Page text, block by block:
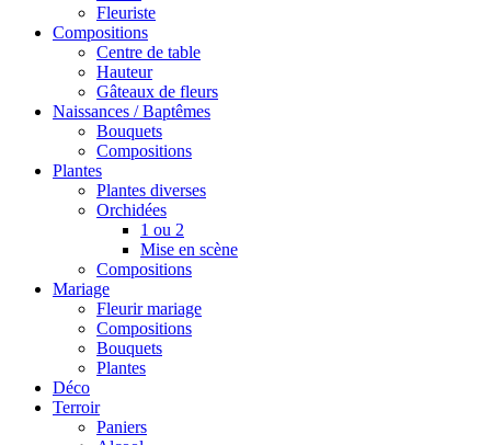
Fleuriste
Compositions
Centre de table
Hauteur
Gâteaux de fleurs
Naissances / Baptêmes
Bouquets
Compositions
Plantes
Plantes diverses
Orchidées
1 ou 2
Mise en scène
Compositions
Mariage
Fleurir mariage
Compositions
Bouquets
Plantes
Déco
Terroir
Paniers